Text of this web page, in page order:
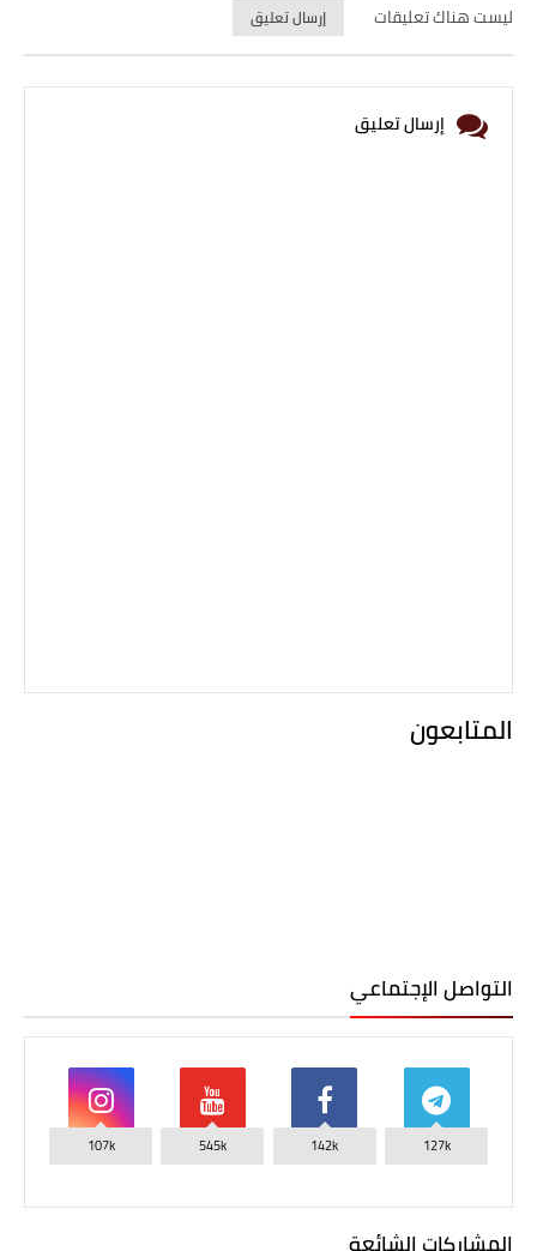
ليست هناك تعليقات إرسال تعليق
إرسال تعليق
المتابعون
التواصل الإجتماعي
127k
142k
545k
107k